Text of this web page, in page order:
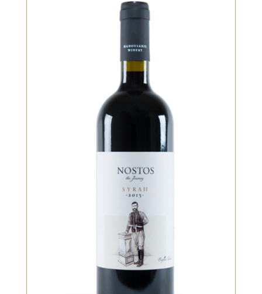
opaque avec des pattes presque
statiques. Arômes intenses et
denses de fruits noirs, de tabac, de
poivre noir, d’encre et de café. À la
fois très complexe et jeune de
caractère. Bouche pleine de
caractère variétal. Corsé avec des
tanins intenses qui sont adoucis
par le niveau élevé d’alcool.
Saveurs de baies noires, de poivre
noir et d’herbes des montagnes
VOIR LE PRODUIT